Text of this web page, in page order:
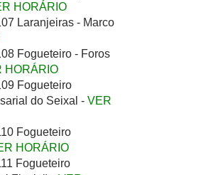
HORÁRIO
Laranjeiras - Marco
Fogueteiro - Foros
HORÁRIO
Fogueteiro
do Seixal - VER
Fogueteiro
HORÁRIO
Fogueteiro